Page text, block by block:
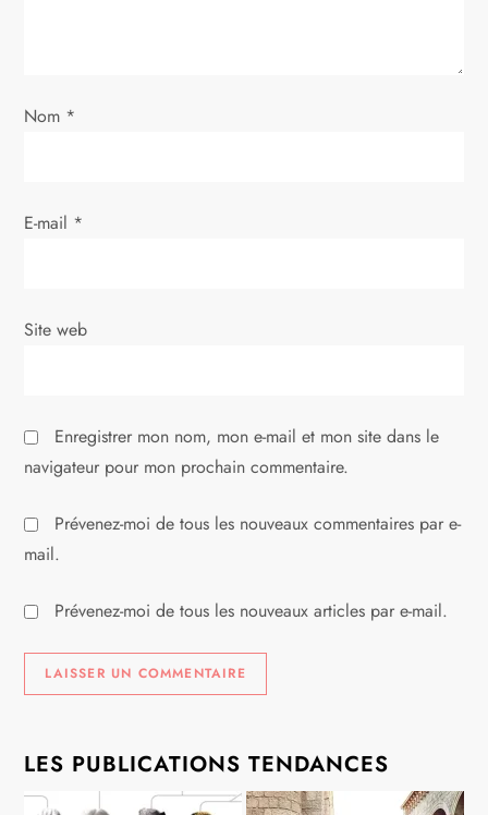
’
r
e
Nom *
E-mail *
Site web
Enregistrer mon nom, mon e-mail et mon site dans le
navigateur pour mon prochain commentaire.
Prévenez-moi de tous les nouveaux commentaires par e-
mail.
Prévenez-moi de tous les nouveaux articles par e-mail.
LES PUBLICATIONS TENDANCES